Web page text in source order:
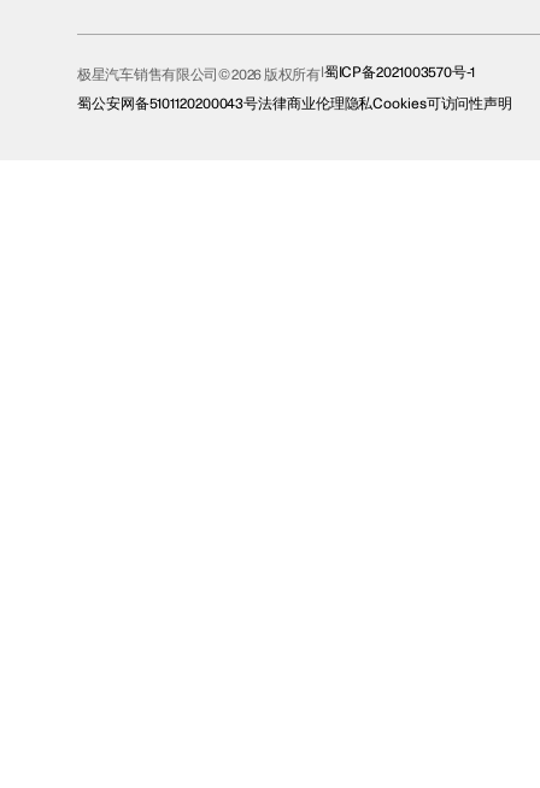
极星汽车销售有限公司© 2026 版权所有 蜀ICP备2021003570号-1
蜀公安网备5101120200043号法律商业伦理隐私Cookies可访问性声明